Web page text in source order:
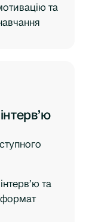
та
та
формат